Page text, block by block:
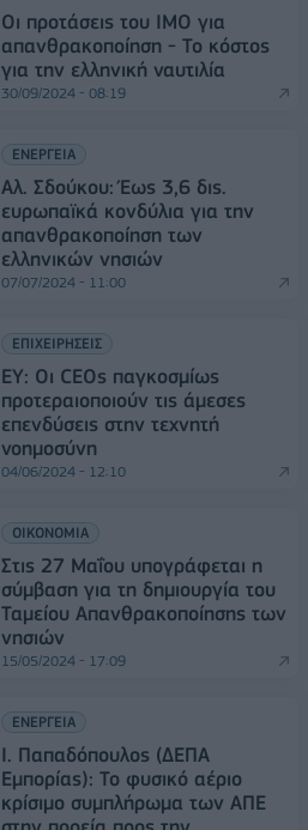
Οι προτάσεις του ΙΜΟ για
απανθρακοποίηση - Το κόστος
για την ελληνική ναυτιλία
30/09/2024 - 08:19
ΕΝΕΡΓΕΙΑ
Αλ. Σδούκου: Έως 3,6 δις.
ευρωπαϊκά κονδύλια για την
απανθρακοποίηση των
ελληνικών νησιών
07/07/2024 - 11:00
ΕΠΙΧΕΙΡΗΣΕΙΣ
ΕΥ: Οι CEOs παγκοσμίως
προτεραιοποιούν τις άμεσες
επενδύσεις στην τεχνητή
νοημοσύνη
04/06/2024 - 12:10
ΟΙΚΟΝΟΜΙΑ
Στις 27 Μαΐου υπογράφεται η
σύμβαση για τη δημιουργία του
Ταμείου Απανθρακοποίησης των
νησιών
15/05/2024 - 17:09
ΕΝΕΡΓΕΙΑ
Ι. Παπαδόπουλος (ΔΕΠΑ
Εμπορίας): Το φυσικό αέριο
κρίσιμο συμπλήρωμα των ΑΠΕ